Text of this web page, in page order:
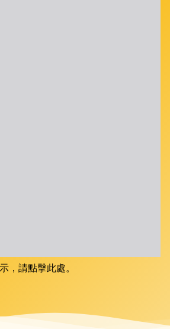
，請點擊此處。